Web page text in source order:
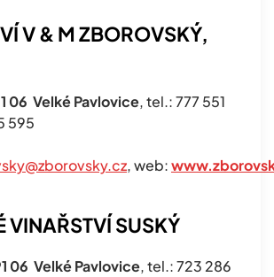
V & M ZBOROVSKÝ,
06 Velké Pavlovice, tel.: 777 551
595
, web:
VINAŘSTVÍ SUSKÝ
06 Velké Pavlovice, tel.: 723 286